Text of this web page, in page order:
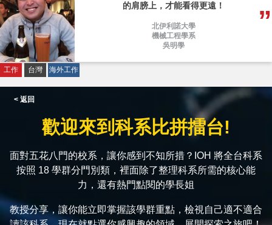
的肩膀上，才能看得更遠！
北伊利諾大學
機械工程學系
吳明學
工作 台灣 海外工作
< 返回
歡迎來到科系比拼擂台!
面對五花八門的校系，讓你感到不知所措？IOH 將全台科系
按照 18 學群分門別類，裡面除了整理科系所需的核心能
力，還有熱門點閱的學長姐
教授分享，讓你能立即掌握該學群重點，檢視自己適不適合